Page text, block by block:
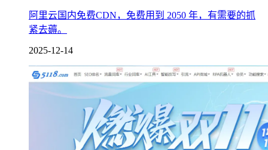
阿里云国内免费CDN，免费用到 2050 年，有需要的抓
紧去薅。
2025-12-14